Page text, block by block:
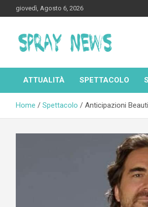
to
giovedì, Agosto 6, 2026
Spraynews.it
ATTUALITÀ SPETTACOLO
Home Spettacolo Anticipazioni